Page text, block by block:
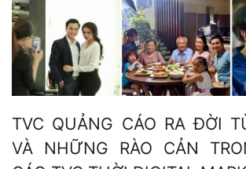
TVC QUẢNG CÁO RA ĐỜI
VÀ NHỮNG RÀO CẢN